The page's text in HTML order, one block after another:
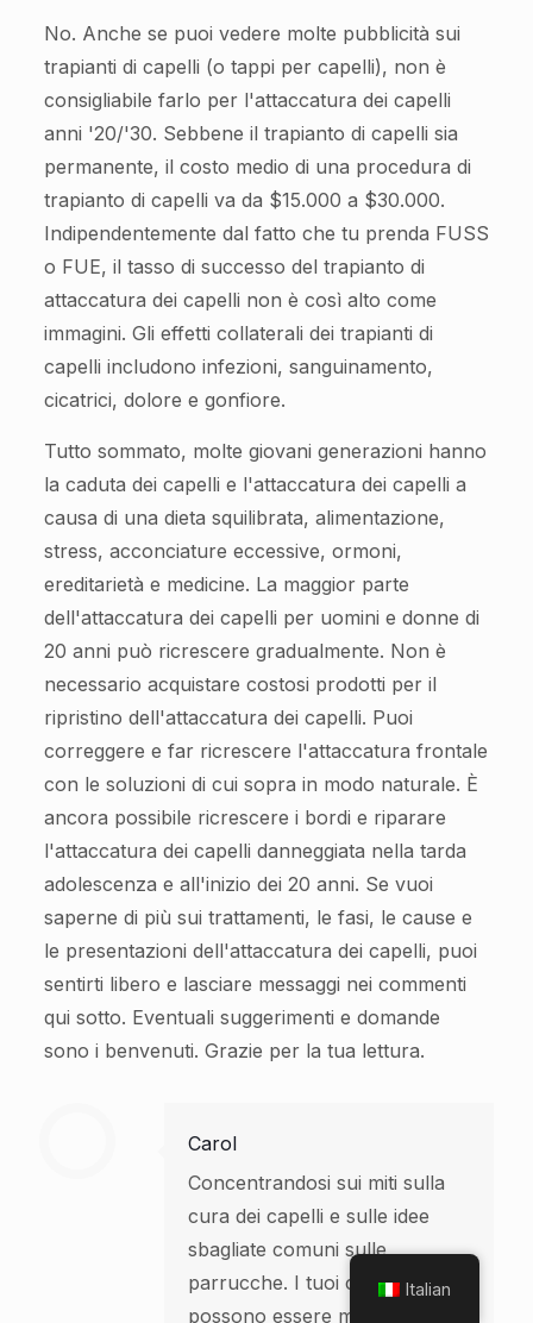
No. Anche se puoi vedere molte pubblicità sui
trapianti di capelli (o tappi per capelli), non è
consigliabile farlo per l'attaccatura dei capelli
anni '20/'30. Sebbene il trapianto di capelli sia
permanente, il costo medio di una procedura di
trapianto di capelli va da $15.000 a $30.000.
Indipendentemente dal fatto che tu prenda FUSS
o FUE, il tasso di successo del trapianto di
attaccatura dei capelli non è così alto come
immagini. Gli effetti collaterali dei trapianti di
capelli includono infezioni, sanguinamento,
cicatrici, dolore e gonfiore.
Tutto sommato, molte giovani generazioni hanno
la caduta dei capelli e l'attaccatura dei capelli a
causa di una dieta squilibrata, alimentazione,
stress, acconciature eccessive, ormoni,
ereditarietà e medicine. La maggior parte
dell'attaccatura dei capelli per uomini e donne di
20 anni può ricrescere gradualmente. Non è
necessario acquistare costosi prodotti per il
ripristino dell'attaccatura dei capelli. Puoi
correggere e far ricrescere l'attaccatura frontale
con le soluzioni di cui sopra in modo naturale. È
ancora possibile ricrescere i bordi e riparare
l'attaccatura dei capelli danneggiata nella tarda
adolescenza e all'inizio dei 20 anni. Se vuoi
saperne di più sui trattamenti, le fasi, le cause e
le presentazioni dell'attaccatura dei capelli, puoi
sentirti libero e lasciare messaggi nei commenti
qui sotto. Eventuali suggerimenti e domande
sono i benvenuti. Grazie per la tua lettura.
Carol
Concentrandosi sui miti sulla
cura dei capelli e sulle idee
sbagliate comuni sulle
parrucche. I tuoi capelli
possono essere migliori con
Italian